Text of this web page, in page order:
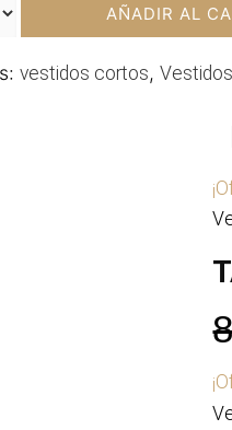
AÑADIR AL
vestidos cortos,